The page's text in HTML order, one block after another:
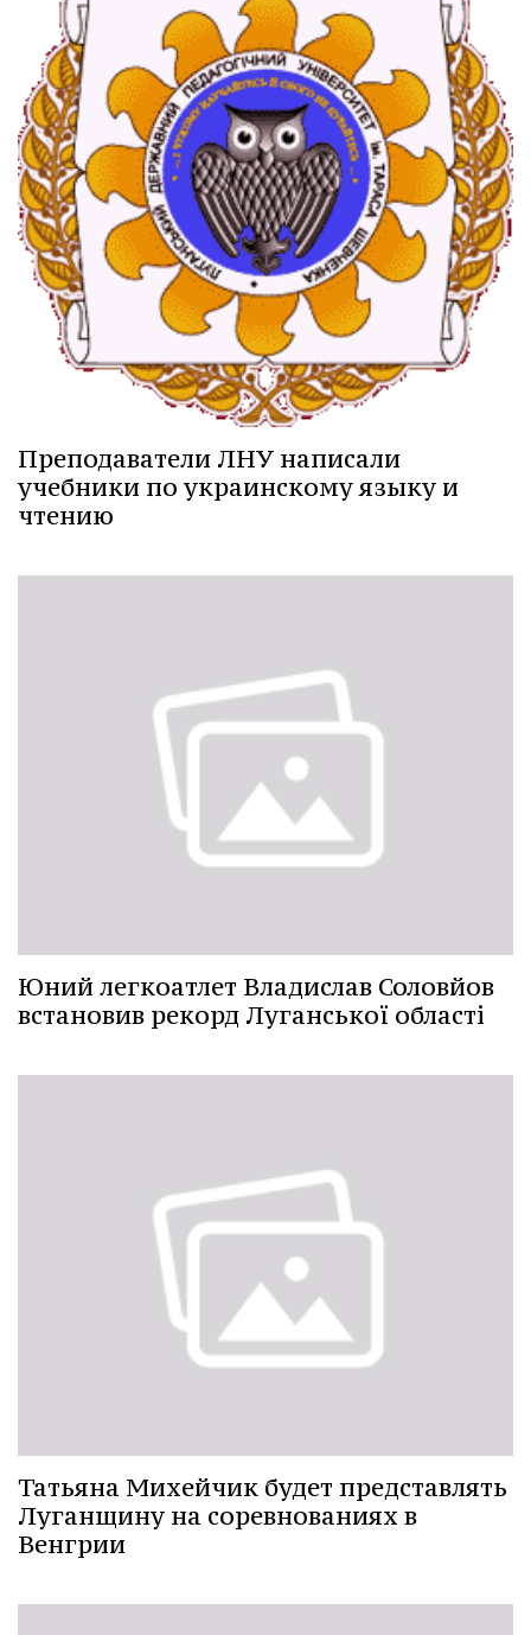
Преподаватели ЛНУ написали
учебники по украинскому языку и
чтению
Юний легкоатлет Владислав Соловйов
встановив рекорд Луганської області
Татьяна Михейчик будет представлять
Луганщину на соревнованиях в
Венгрии